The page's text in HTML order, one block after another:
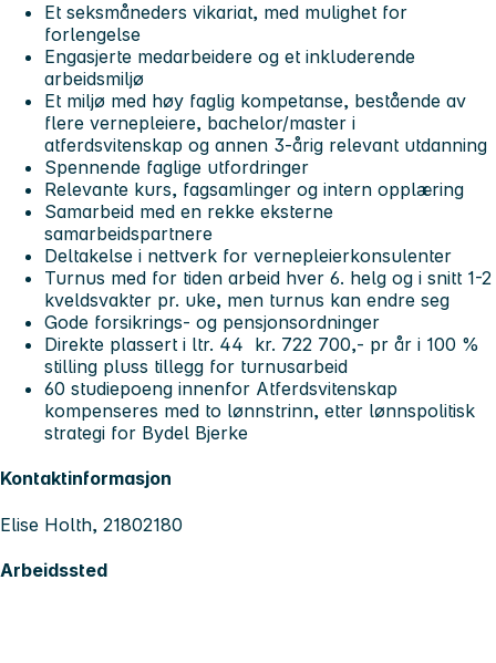
Et seksmåneders vikariat, med mulighet for
forlengelse
Engasjerte medarbeidere og et inkluderende
arbeidsmiljø
Et miljø med høy faglig kompetanse, bestående av
flere vernepleiere, bachelor/master i
atferdsvitenskap og annen 3-årig relevant utdanning
Spennende faglige utfordringer
Relevante kurs, fagsamlinger og intern opplæring
Samarbeid med en rekke eksterne
samarbeidspartnere
Deltakelse i nettverk for vernepleierkonsulenter
Turnus med for tiden arbeid hver 6. helg og i snitt 1-2
kveldsvakter pr. uke, men turnus kan endre seg
Gode forsikrings- og pensjonsordninger
Direkte plassert i ltr. 44 kr. 722 700,- pr år i 100 %
stilling pluss tillegg for turnusarbeid
60 studiepoeng innenfor Atferdsvitenskap
kompenseres med to lønnstrinn, etter lønnspolitisk
strategi for Bydel Bjerke
Kontaktinformasjon
Elise Holth, 21802180
Arbeidssted